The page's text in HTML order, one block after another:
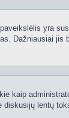
yra
Dažniausiai
kaip
lentų